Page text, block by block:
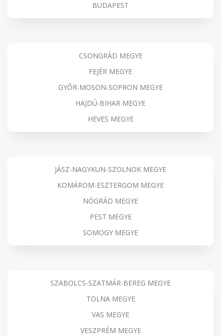
BUDAPEST
CSONGRÁD MEGYE
FEJÉR MEGYE
GYŐR-MOSON-SOPRON MEGYE
HAJDÚ-BIHAR MEGYE
HEVES MEGYE
JÁSZ-NAGYKUN-SZOLNOK MEGYE
KOMÁROM-ESZTERGOM MEGYE
NÓGRÁD MEGYE
PEST MEGYE
SOMOGY MEGYE
SZABOLCS-SZATMÁR-BEREG MEGYE
TOLNA MEGYE
VAS MEGYE
VESZPRÉM MEGYE